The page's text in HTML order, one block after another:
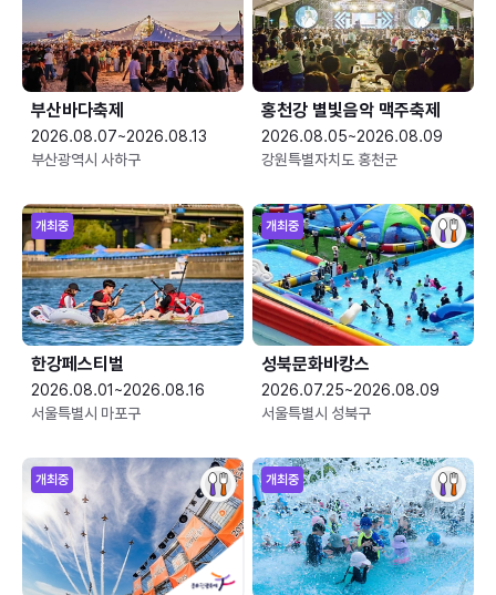
부산바다축제
2026.08.07~2026.08.13
부산광역시 사하구
홍천강 별빛음악 맥주축제
2026.08.05~2026.08.09
강원특별자치도 홍천군
개최중
한강페스티벌
2026.08.01~2026.08.16
서울특별시 마포구
개최중
성북문화바캉스
2026.07.25~2026.08.09
서울특별시 성북구
개최중 개최중